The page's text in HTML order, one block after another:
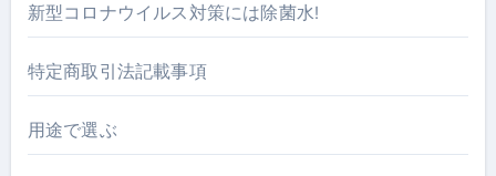
新型コロナウイルス対策には除菌水!
特定商取引法記載事項
用途で選ぶ